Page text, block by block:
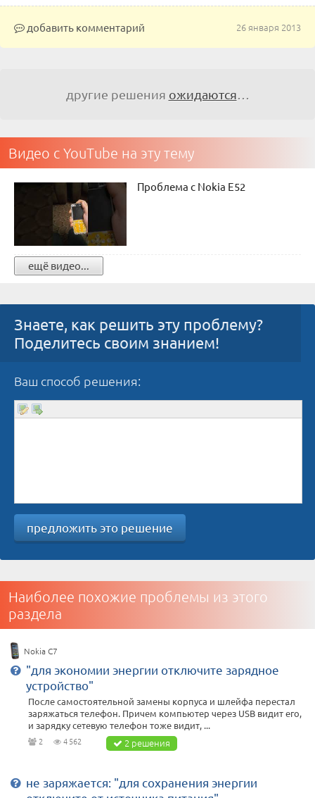
26 января 2013
добавить комментарий
другие решения ожидаются
Видео с YouTube на эту тему
Проблема с Nokia E52
ещё видео...
Знаете, как решить эту проблему?
Поделитесь своим знанием!
Ваш способ решения:
предложить это решение
Наиболее похожие проблемы из этого
раздела
Nokia C7
"для экономии энергии отключите зарядное
устройство"
После самостоятельной замены корпуса и шлейфа перестал
заряжаться телефон. Причем компьютер через USB видит его,
и зарядку сетевую телефон тоже видит, ...
2 4 562 2 решения
не заряжается: "для сохранения энергии